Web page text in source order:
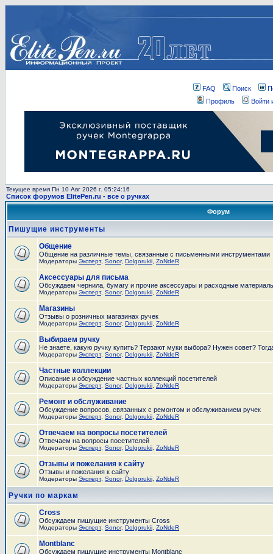
FAQ Поиск
Профиль
Войти
Текущее время Пн 10 Авг 2026 г. 05:24:16
Список форумов ElitePen.ru - все о ручках
Форум
Пишущие инструменты
Общение
Общение на различные темы, связанные с письменными инструментами
Модераторы Эксперт, Sonor, Dolgorukii ZoNdeR
Аксессуары для письма
Обсуждаем чернила, бумагу и прочие аксессуары и расходные
Модераторы Эксперт, Sonor, Dolgorukii ZoNdeR
Магазины
Отзывы о розничных магазинах ручек
Модераторы Эксперт, Sonor, Dolgorukii ZoNdeR
Выбираем ручку
Не знаете, какую ручку купить? Терзают муки выбора? Нужен совет?
Модераторы Эксперт, Sonor, Dolgorukii ZoNdeR
Частные коллекции
Описание и обсуждение частных коллекций посетителей
Модераторы Эксперт, Sonor, Dolgorukii ZoNdeR
Ремонт и обслуживание
Обсуждение вопросов, связанных с ремонтом и обслуживанием ручек
Модераторы Эксперт, Sonor, Dolgorukii ZoNdeR
Отвечаем на вопросы посетителей
Отвечаем на вопросы посетителей
Модераторы Эксперт, Sonor, Dolgorukii ZoNdeR
Отзывы и пожелания к сайту
Отзывы и пожелания к сайту
Модераторы Эксперт, Sonor, Dolgorukii ZoNdeR
Ручки по маркам
Cross
Обсуждаем пишущие инструменты Cross
Модераторы Эксперт, Sonor, Dolgorukii ZoNdeR
Montblanc
Обсуждаем пишущие инструменты Montblanc